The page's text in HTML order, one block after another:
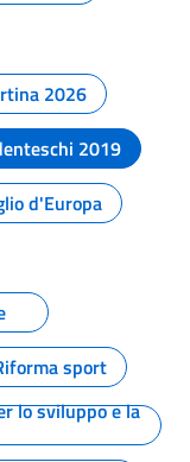
2026
2019
d'Europa
sport
lo sviluppo e la